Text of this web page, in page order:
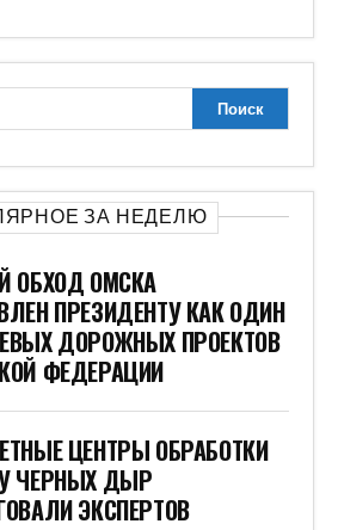
ЗА НЕДЕЛЮ
ОБХОД ОМСКА
ПРЕЗИДЕНТУ КАК ОДИН
ДОРОЖНЫХ ПРОЕКТОВ
ФЕДЕРАЦИИ
ЦЕНТРЫ ОБРАБОТКИ
ЧЕРНЫХ ДЫР
ЭКСПЕРТОВ